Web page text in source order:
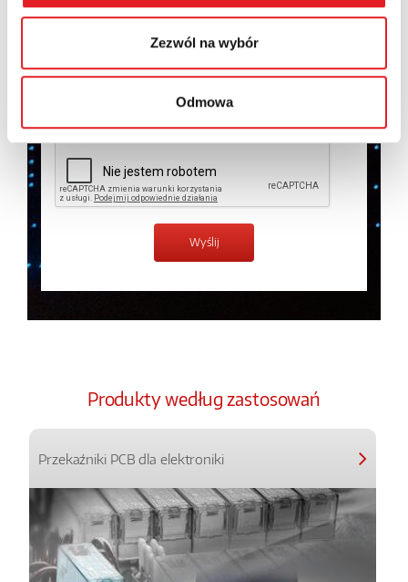
Zezwól na wybór
Odmowa
Wyrażam zgodę na przetwarzanie moich danych
osobowych przez Relpol S.A. Więcej informacji na
temat przetwarzania danych osobowych w
prywatności.*
Zapoznałem z treściąPolityki Prywatności
Produkty według zastosowań
Przekaźniki PCB dla elektroniki